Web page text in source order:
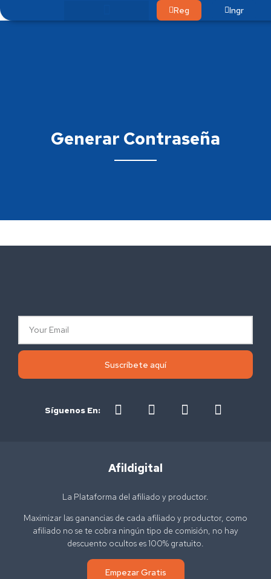
Reg Ingr
Generar Contraseña
Suscríbete aquí
Síguenos En:
Afildigital
La Plataforma del afiliado y productor.
Maximizar las ganancias de cada afiliado y productor, como
afiliado no se te cobra ningún tipo de comisión, no hay
descuento ocultos es 100% gratuito.
Empezar Gratis